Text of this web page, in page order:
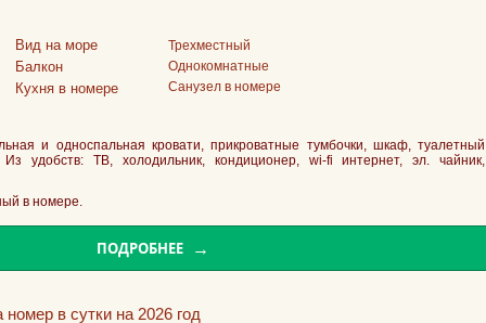
Вид на море
Балкон
Кухня в номере
Трехместный
Однокомнатные
Санузел в номере
и односпальная кровати, прикроватные тумбочки, шкаф, туалетный
удобств: ТВ, холодильник, кондиционер, wi-fi интернет, эл. чайник,
в номере.
ПОДРОБНЕЕ
в сутки на 2026 год